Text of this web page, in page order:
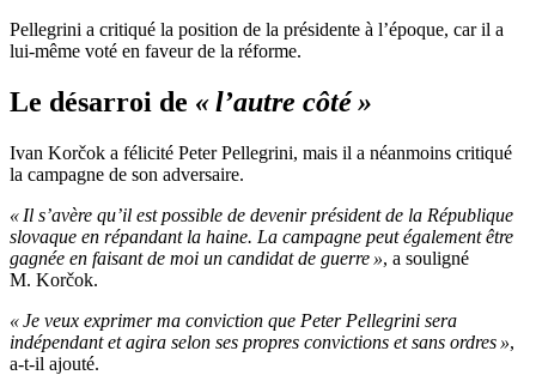
Pellegrini a critiqué la position de la présidente à l’époque, car il a
lui-même voté en faveur de la réforme.
Le désarroi de « l’autre côté »
Ivan Korčok a félicité Peter Pellegrini, mais il a néanmoins critiqué
la campagne de son adversaire.
« Il s’avère qu’il est possible de devenir président de la République
slovaque en répandant la haine. La campagne peut également être
gagnée en faisant de moi un candidat de guerre », a souligné
M. Korčok.
« Je veux exprimer ma conviction que Peter Pellegrini sera
indépendant et agira selon ses propres convictions et sans ordres »,
a-t-il ajouté.